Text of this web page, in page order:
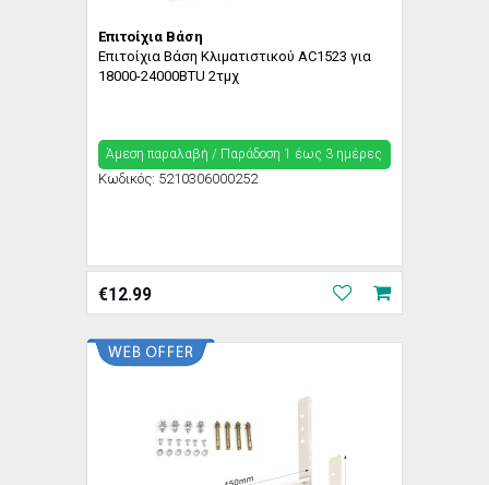
Eπιτοίχια Βάση
Eπιτοίχια Βάση Κλιματιστικού AC1523 για
18000-24000BTU 2τμχ
Άμεση παραλαβή / Παράδoση 1 έως 3 ημέρες
Κωδικός: 5210306000252
€12.99